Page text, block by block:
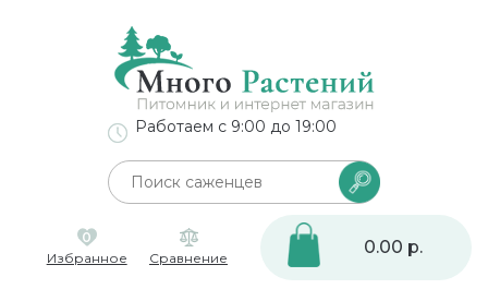
Работаем с 9:00 до 19:00
0
Избранное
Сравнение
0.00 р.